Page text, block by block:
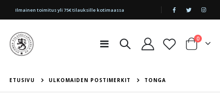
|
Ilmainen toimitus yli 75€ tilauksille kotimaassa
Toggle
Cart
0tuotetta
ETUSIVU ULKOMAIDEN POSTIMERKIT TONGA